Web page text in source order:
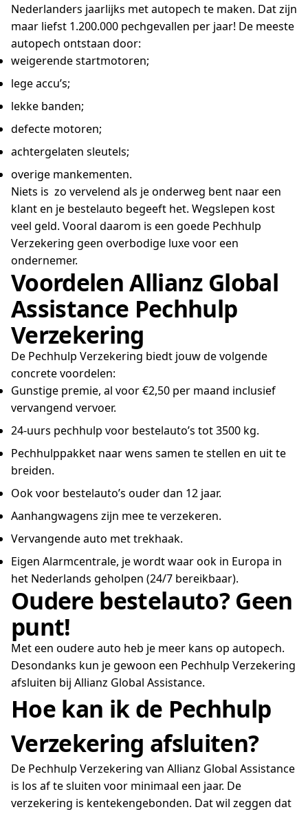
Nederlanders jaarlijks met autopech te maken. Dat zijn
maar liefst 1.200.000 pechgevallen per jaar! De meeste
autopech ontstaan door:
weigerende startmotoren;
lege accu’s;
lekke banden;
defecte motoren;
achtergelaten sleutels;
overige mankementen.
Niets is zo vervelend als je onderweg bent naar een
klant en je bestelauto begeeft het. Wegslepen kost
veel geld. Vooral daarom is een goede Pechhulp
Verzekering geen overbodige luxe voor een
ondernemer.
Voordelen Allianz Global
Assistance Pechhulp
Verzekering
De Pechhulp Verzekering biedt jouw de volgende
concrete voordelen:
Gunstige premie, al voor €2,50 per maand inclusief
vervangend vervoer.
24-uurs pechhulp voor bestelauto’s tot 3500 kg.
Pechhulppakket naar wens samen te stellen en uit te
breiden.
Ook voor bestelauto’s ouder dan 12 jaar.
Aanhangwagens zijn mee te verzekeren.
Vervangende auto met trekhaak.
Eigen Alarmcentrale, je wordt waar ook in Europa in
het Nederlands geholpen (24/7 bereikbaar).
Oudere bestelauto? Geen
punt!
Met een oudere auto heb je meer kans op autopech.
Desondanks kun je gewoon een Pechhulp Verzekering
afsluiten bij Allianz Global Assistance.
Hoe kan ik de Pechhulp
Verzekering afsluiten?
De Pechhulp Verzekering van Allianz Global Assistance
is los af te sluiten voor minimaal een jaar. De
verzekering is kentekengebonden. Dat wil zeggen dat